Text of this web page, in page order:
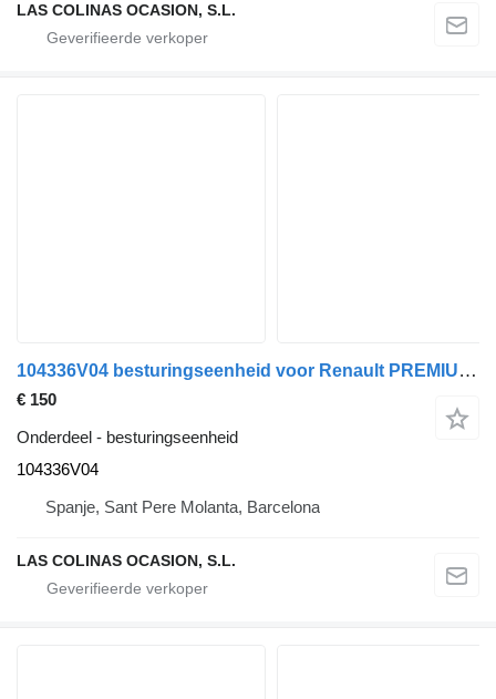
LAS COLINAS OCASION, S.L.
104336V04 besturingseenheid voor Renault PREMIUM 420 vrachtwagen
€ 150
Onderdeel - besturingseenheid
104336V04
Spanje, Sant Pere Molanta, Barcelona
LAS COLINAS OCASION, S.L.